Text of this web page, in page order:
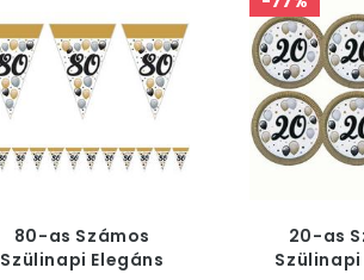
80-as Számos
Szülinapi Elegáns
20-as
Szülinapi